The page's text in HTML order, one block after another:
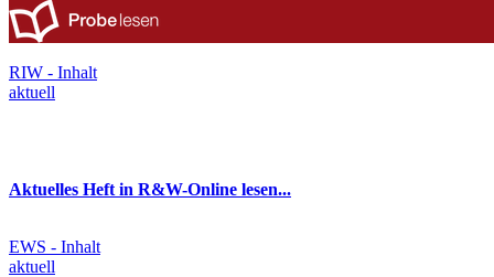
RIW - Inhalt
aktuell
Aktuelles Heft in R&W-Online lesen...
EWS - Inhalt
aktuell